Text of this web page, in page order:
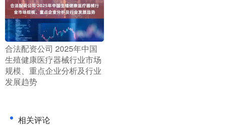
​合法配资公司 2025年中国
生殖健康医疗器械行业市场
规模、重点企业分析及行业
发展趋势
相关评论